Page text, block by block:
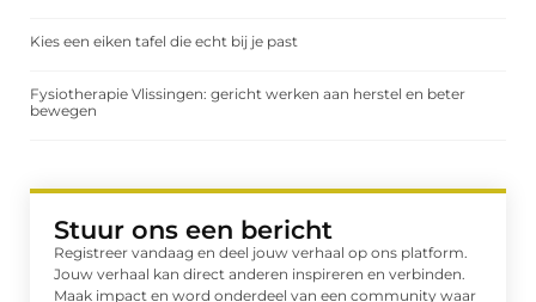
Kies een eiken tafel die echt bij je past
Fysiotherapie Vlissingen: gericht werken aan herstel en beter
bewegen
Stuur ons een bericht
Registreer vandaag en deel jouw verhaal op ons platform.
Jouw verhaal kan direct anderen inspireren en verbinden.
Maak impact en word onderdeel van een community waar